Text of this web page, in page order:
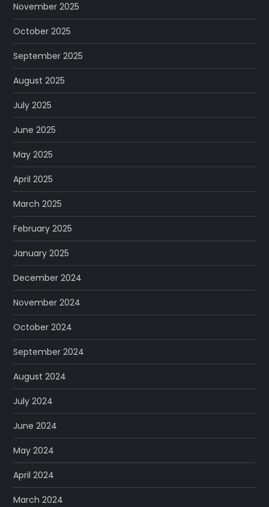
November 2025
October 2025
September 2025
August 2025
July 2025
June 2025
May 2025
April 2025
March 2025
February 2025
January 2025
December 2024
November 2024
October 2024
September 2024
August 2024
July 2024
June 2024
May 2024
April 2024
March 2024